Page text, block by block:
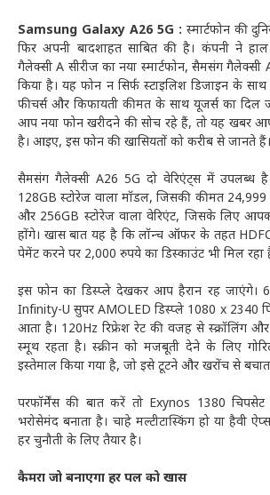
Samsung Galaxy A26 5G : स्मार्टफोन की
फिर अपनी बादशाहत साबित की है। कंपनी ने
गैलेक्सी A सीरीज का नया स्मार्टफोन, सैमसंग गैलेक्सी
किया है। यह फोन न सिर्फ स्टाइलिश डिजाइन के
फीचर्स और किफायती कीमत के साथ यूजर्स का दिल
आप नया फोन खरीदने की सोच रहे हैं, तो यह खबर
है। आइए, इस फोन की खासियतों को करीब से जानते हैं।
सैमसंग गैलेक्सी A26 5G दो वेरिएंट्स में उपलब्ध
128GB स्टोरेज वाला मॉडल, जिसकी कीमत
और 256GB स्टोरेज वाला वेरिएंट, जिसके लिए
होंगे। खास बात यह है कि लॉन्च ऑफर के तहत HDFC
पेमेंट करने पर 2,000 रुपये का डिस्काउंट भी मिल रहा
इस फोन का डिस्प्ले देखकर आप हैरान रह जाएंगे।
Infinity-U सुपर AMOLED डिस्प्ले 1080 x 2340
आता है। 120Hz रिफ्रेश रेट की वजह से स्क्रॉलिंग
स्मूथ रहता है। स्क्रीन को मजबूती देने के लिए
इस्तेमाल किया गया है, जो इसे टूटने और खरोंच से
परफॉर्मेंस की बात करें तो Exynos 1380
भरोसेमंद बनाता है। चाहे मल्टीटास्किंग हो या हैवी
हर चुनौती के लिए तैयार है।
कैमरा जो बनाएगा हर पल को खास